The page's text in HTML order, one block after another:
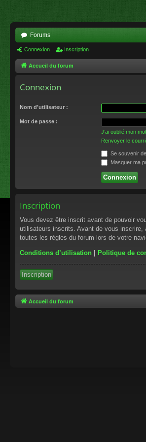
Forums
Connexion Inscription
Accueil du forum
Connexion
Nom d’utilisateur :
Mot de passe :
J’ai oublié mon
Renvoyer le
Se souvenir
Masquer ma
Inscription
Vous devez être inscrit avant de pouvoir
utilisateurs inscrits. Avant de vous inscrire,
toutes les règles du forum lors de votre
Conditions d’utilisation | Politique de
Inscription
Accueil du forum